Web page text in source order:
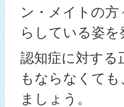
ン・メイトの
らしている姿
認知症に対する
もならなくて
ましょう。